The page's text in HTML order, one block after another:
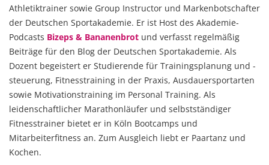
Athletiktrainer sowie Group Instructor und Markenbotschafter
der Deutschen Sportakademie. Er ist Host des Akademie-
Podcasts Bizeps & Bananenbrot und verfasst regelmäßig
Beiträge für den Blog der Deutschen Sportakademie. Als
Dozent begeistert er Studierende für Trainingsplanung und -
steuerung, Fitnesstraining in der Praxis, Ausdauersportarten
sowie Motivationstraining im Personal Training. Als
leidenschaftlicher Marathonläufer und selbstständiger
Fitnesstrainer bietet er in Köln Bootcamps und
Mitarbeiterfitness an. Zum Ausgleich liebt er Paartanz und
Kochen.